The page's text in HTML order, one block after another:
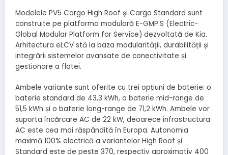
Modelele PV5 Cargo High Roof și Cargo Standard sunt
construite pe platforma modulară E-GMP.S (Electric-
Global Modular Platform for Service) dezvoltată de Kia.
Arhitectura eLCV stă la baza modularității, durabilității și
integrării sistemelor avansate de conectivitate și
gestionare a flotei.
Ambele variante sunt oferite cu trei opțiuni de baterie: o
baterie standard de 43,3 kWh, o baterie mid-range de
51,5 kWh și o baterie long-range de 71,2 kWh. Ambele vor
suporta încărcare AC de 22 kW, deoarece infrastructura
AC este cea mai răspândită în Europa. Autonomia
maximă 100% electrică a variantelor High Roof și
Standard este de peste 370, respectiv aproximativ 400